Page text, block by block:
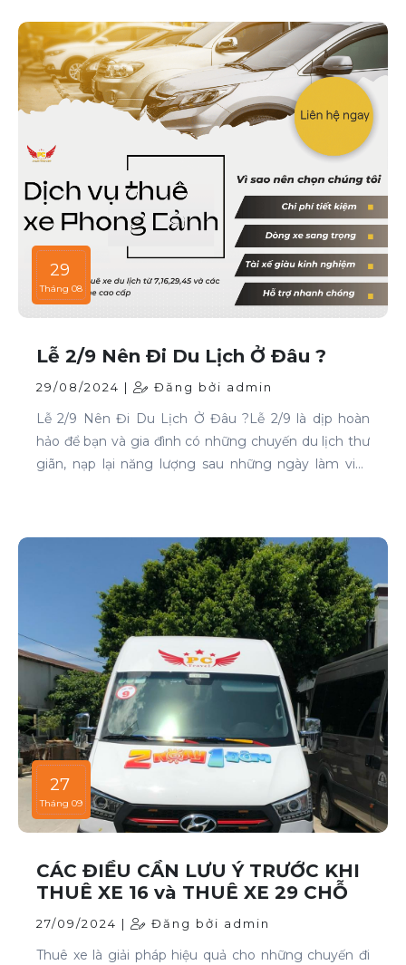
29
Tháng 08
Lễ 2/9 Nên Đi Du Lịch Ở Đâu ?
29/08/2024 | Đăng bởi admin
Lễ 2/9 Nên Đi Du Lịch Ở Đâu ?Lễ 2/9 là dịp hoàn
hảo để bạn và gia đình có những chuyến du lịch thư
giãn, nạp lại năng lượng sau những ngày làm việc
27
Tháng 09
CÁC ĐIỀU CẦN LƯU Ý TRƯỚC KHI
THUÊ XE 16 và THUÊ XE 29 CHỖ
27/09/2024 | Đăng bởi admin
Thuê xe là giải pháp hiệu quả cho những chuyến đi